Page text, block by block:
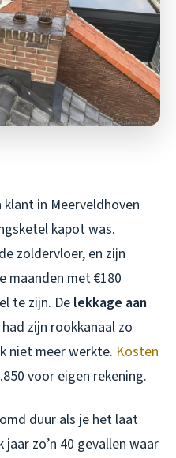
in Meerveldhoven
kapot was.
zoldervloer, en zijn
maanden met €180
te zijn. De lekkage aan
had zijn rookkanaal zo
niet meer werkte. Kosten
voor eigen rekening.
duur als je het laat
zo’n 40 gevallen waar